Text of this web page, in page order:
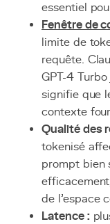
essentiel
Fenêtre de
limite de
requête.
GPT-4
signifie que
contexte
Qualité des
tokenisé
prompt bien
de l'espace
Latence :